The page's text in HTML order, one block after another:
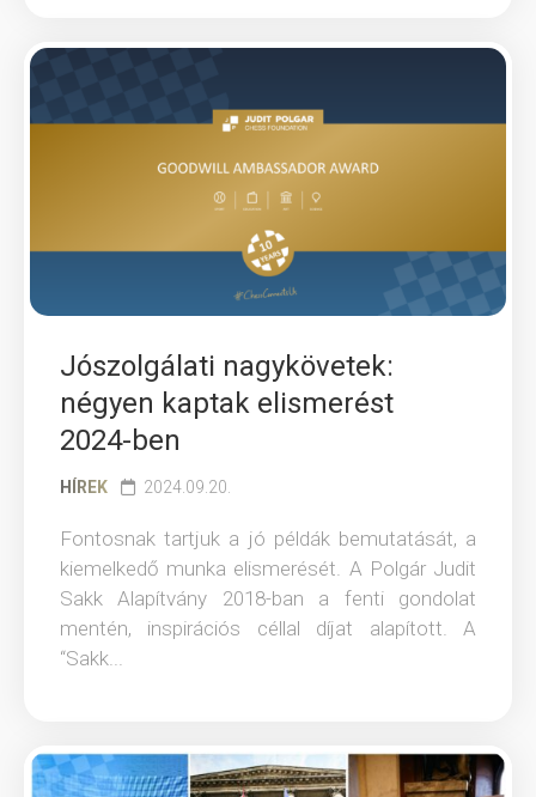
Jószolgálati nagykövetek:
négyen kaptak elismerést
2024-ben
HÍREK 2024.09.20.
Fontosnak tartjuk a jó példák bemutatását, a
kiemelkedő munka elismerését. A Polgár Judit
Sakk Alapítvány 2018-ban a fenti gondolat
mentén, inspirációs céllal díjat alapított. A
“Sakk...